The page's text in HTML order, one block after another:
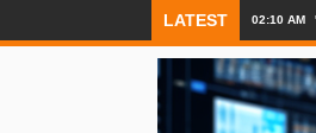
LATEST 02:10 AM